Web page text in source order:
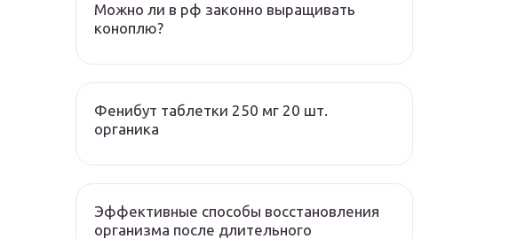
Можно ли в рф законно выращивать
коноплю?
Фенибут таблетки 250 мг 20 шт.
органика
Эффективные способы восстановления
организма после длительного